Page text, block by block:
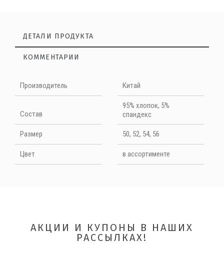
ДЕТАЛИ ПРОДУКТА
КОММЕНТАРИИ
Производитель Китай
Cостав
95% хлопок, 5%
спандекс
Размер 50, 52, 54, 56
Цвет в ассортименте
Нет отзывов на данный момент
Quality
АКЦИИ И КУПОНЫ В НАШИХ
РАССЫЛКАХ!